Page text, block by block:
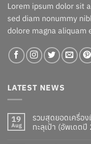
Lorem ipsum dolor sit
sed diam nonummy
dolore magna aliquam
LATEST NEWS
19
Aug
รวมสุดยอดเครื่อ
ทะลุเป้า (อัพเดต